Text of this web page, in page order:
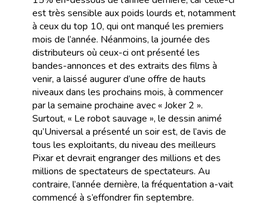
est très sensible aux poids lourds et, notamment
à ceux du top 10, qui ont manqué les premiers
mois de l’année. Néanmoins, la journée des
distributeurs où ceux-ci ont présenté les
bandes-annonces et des extraits des films à
venir, a laissé augurer d’une offre de hauts
niveaux dans les prochains mois, à commencer
par la semaine prochaine avec « Joker 2 ».
Surtout, « Le robot sauvage », le dessin animé
qu’Universal a présenté un soir est, de l’avis de
tous les exploitants, du niveau des meilleurs
Pixar et devrait engranger des millions et des
millions de spectateurs de spectateurs. Au
contraire, l’année dernière, la fréquentation a-vait
commencé à s’effondrer fin septembre.